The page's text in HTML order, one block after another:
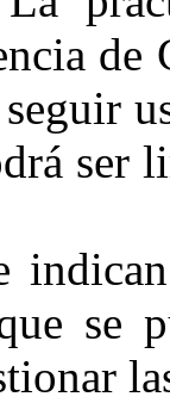
de
ser
se